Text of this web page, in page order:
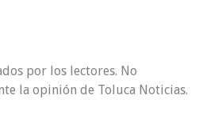
por los lectores. No
la opinión de Toluca Noticias.